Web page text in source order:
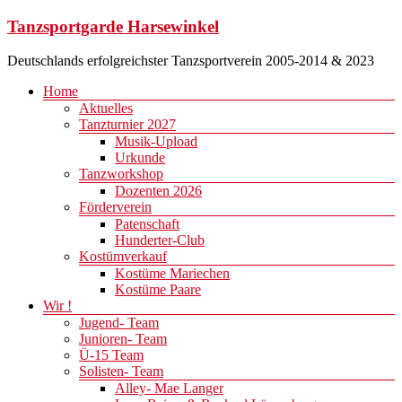
Zum
springen
Tanzsportgarde Harsewinkel
Deutschlands erfolgreichster Tanzsportverein 2005-2014 & 2023
Menü
Home
Aktuelles
Tanzturnier 2027
Musik-Upload
Urkunde
Tanzworkshop
Dozenten 2026
Förderverein
Patenschaft
Hunderter-Club
Kostümverkauf
Kostüme Mariechen
Kostüme Paare
Wir !
Jugend- Team
Junioren- Team
Ü-15 Team
Solisten- Team
Alley- Mae Langer